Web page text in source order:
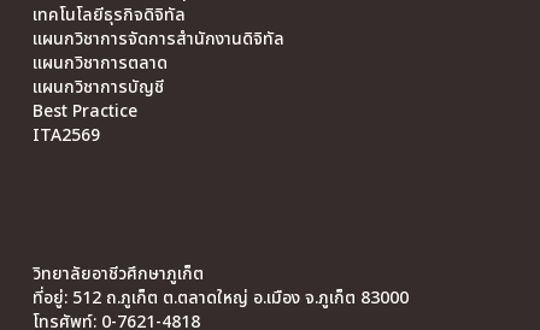
เทคโนโลยีธุรกิจดิจิทัล
แผนกวิชาการจัดการสำนักงานดิจิทัล
แผนกวิชาการตลาด
แผนกวิชาการบัญชี
Best Practice
ITA2569
วิทยาลัยอาชีวศึกษาภูเก็ต
ที่อยู่: 512 ถ.ภูเก็ต ต.ตลาดใหญ่ อ.เมือง จ.ภูเก็ต 83000
โทรศัพท์: 0-7621-4818